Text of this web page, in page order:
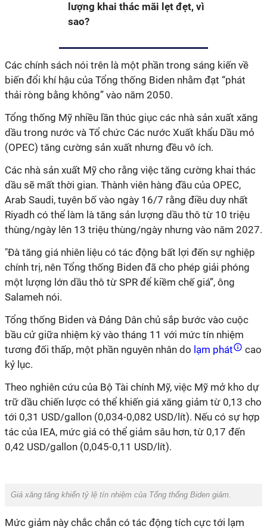
lượng khai thác mãi lẹt đẹt, vì
sao?
Các chính sách nói trên là một phần trong sáng kiến ​​về
biến đổi khí hậu của Tổng thống Biden nhằm đạt “phát
thải ròng bằng không” vào năm 2050.
Tổng thống Mỹ nhiều lần thúc giục các nhà sản xuất xăng
dầu trong nước và Tổ chức Các nước Xuất khẩu Dầu mỏ
(OPEC) tăng cường sản xuất nhưng đều vô ích.
Các nhà sản xuất Mỹ cho rằng việc tăng cường khai thác
dầu sẽ mất thời gian. Thành viên hàng đầu của OPEC,
Arab Saudi, tuyên bố vào ngày 16/7 rằng điều duy nhất
Riyadh có thể làm là tăng sản lượng dầu thô từ 10 triệu
thùng/ngày lên 13 triệu thùng/ngày nhưng vào năm 2027.
"Đà tăng giá nhiên liệu có tác động bất lợi đến sự nghiệp
chính trị, nên Tổng thống Biden đã cho phép giải phóng
một lượng lớn dầu thô từ SPR để kiềm chế giá”, ông
Salameh nói.
Tổng thống Biden và Đảng Dân chủ sắp bước vào cuộc
bầu cử giữa nhiệm kỳ vào tháng 11 với mức tín nhiệm
tương đối thấp, một phần nguyên nhân do lạm phát
cao
kỷ lục.
Theo nghiên cứu của Bộ Tài chính Mỹ, việc Mỹ mở kho dự
trữ dầu chiến lược có thể khiến giá xăng giảm từ 0,13 cho
tới 0,31 USD/gallon (0,034-0,082 USD/lít). Nếu có sự hợp
tác của IEA, mức giá có thể giảm sâu hơn, từ 0,17 đến
0,42 USD/gallon (0,045-0,11 USD/lít).
Giá xăng tăng khiến tỷ lệ tín nhiệm của Tổng thống Biden giảm.
Mức giảm này chắc chắn có tác động tích cực tới lạm